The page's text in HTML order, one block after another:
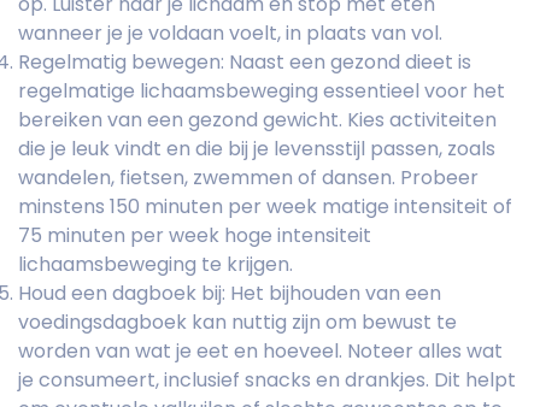
wanneer je je voldaan voelt, in plaats van vol.
Regelmatig bewegen: Naast een gezond dieet is
regelmatige lichaamsbeweging essentieel voor het
bereiken van een gezond gewicht. Kies activiteiten
die je leuk vindt en die bij je levensstijl passen, zoals
wandelen, fietsen, zwemmen of dansen. Probeer
minstens 150 minuten per week matige intensiteit of
75 minuten per week hoge intensiteit
lichaamsbeweging te krijgen.
Houd een dagboek bij: Het bijhouden van een
voedingsdagboek kan nuttig zijn om bewust te
worden van wat je eet en hoeveel. Noteer alles wat
je consumeert, inclusief snacks en drankjes. Dit helpt